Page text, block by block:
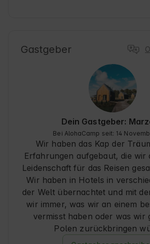
Gastgeber
Dein Gastgeber:
Bei AlohaCamp seit: 14
Wir haben das Kap der
Erfahrungen aufgebaut, die wir
Leidenschaft für das Reisen
Wir haben in Hotels in
der Welt übernachtet und mit
wir immer, was wir an einem
vermisst haben oder was wir
Polen zurückbringen